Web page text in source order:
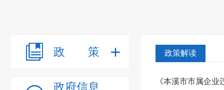
政策
政府信息
政策解读
《本溪市市属企